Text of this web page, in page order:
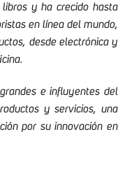
y ha crecido hasta
en línea del mundo,
desde electrónica y
e influyentes del
y servicios, una
por su innovación en